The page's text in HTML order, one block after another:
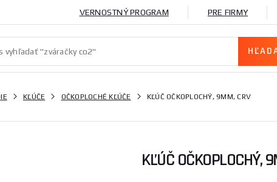
VERNOSTNÝ PROGRAM PRE FIRMY
KĽÚČE OČKOPLOCHÉ KĽÚČE KĽÚČ OČKOPLOCHÝ, 9MM, CRV
KĽÚČ OČKOPLOCHÝ,